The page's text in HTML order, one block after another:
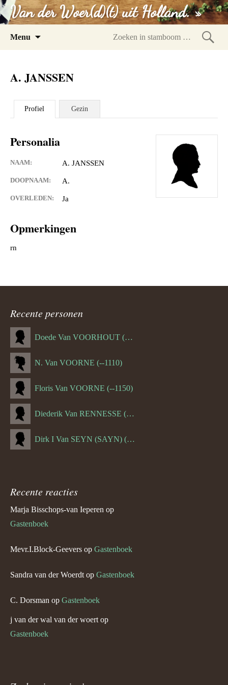
Van der Woer(d)(t) uit Holland. »
Menu
A. JANSSEN
Profiel Gezin
Personalia
NAAM: A. JANSSEN
DOOPNAAM: A.
OVERLEDEN: Ja
Opmerkingen
rn
Recente personen
Doede Van VOORHOUT (Van FORNEHOLT) (--1101)
N. Van VOORNE (--1110)
Floris Van VOORNE (--1150)
Diederik Van RENNESSE (--1144)
Dirk I Van SEYN (SAYN) (--1120)
Recente reacties
Marja Bisschops-van Ieperen op
Gastenboek
Mevr.I.Block-Geevers op Gastenboek
Sandra van der Woerdt op Gastenboek
C. Dorsman op Gastenboek
j van der wal van der woert op
Gastenboek